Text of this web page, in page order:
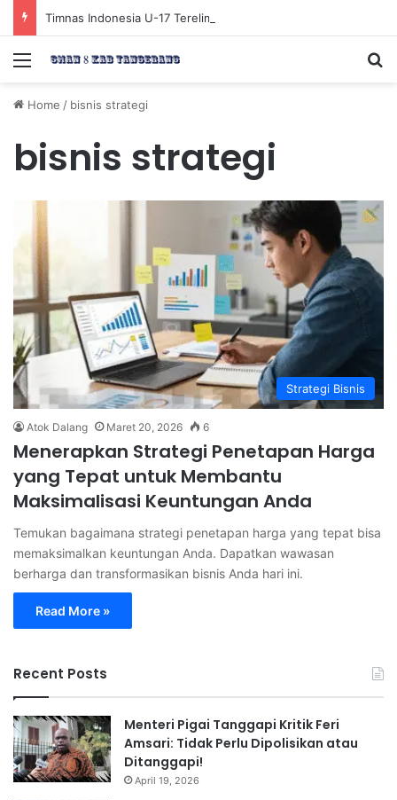
Menu
Home / bisnis strategi
bisnis strategi
Strategi Bisnis
Atok Dalang Maret 20, 2026 6
Menerapkan Strategi Penetapan Harga
yang Tepat untuk Membantu
Maksimalisasi Keuntungan Anda
Temukan bagaimana strategi penetapan harga yang tepat bisa
memaksimalkan keuntungan Anda. Dapatkan wawasan
berharga dan transformasikan bisnis Anda hari ini.
Read More »
Recent Posts
Menteri Pigai Tanggapi Kritik Feri
Amsari: Tidak Perlu Dipolisikan atau
Ditanggapi!
April 19, 2026